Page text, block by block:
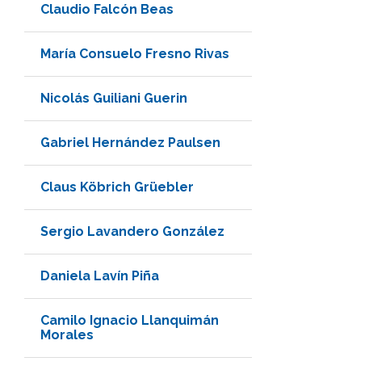
Claudio Falcón Beas
María Consuelo Fresno Rivas
Nicolás Guiliani Guerin
Gabriel Hernández Paulsen
Claus Köbrich Grüebler
Sergio Lavandero González
Daniela Lavín Piña
Camilo Ignacio Llanquimán
Morales